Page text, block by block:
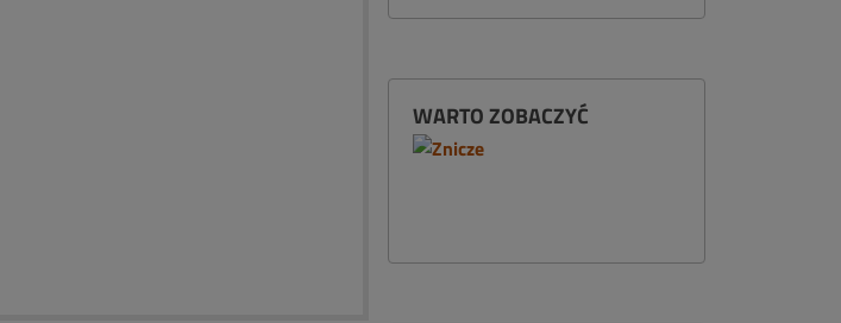
WARTO ZOBACZYĆ